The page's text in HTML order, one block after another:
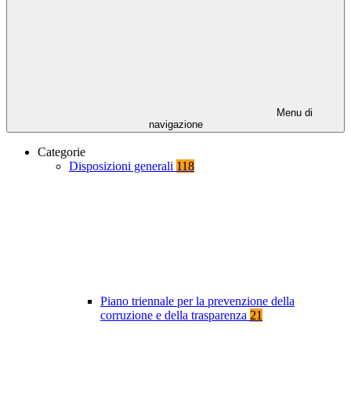
Menu di
navigazione
Categorie
Disposizioni generali 118
Piano triennale per la prevenzione della
corruzione e della trasparenza 21